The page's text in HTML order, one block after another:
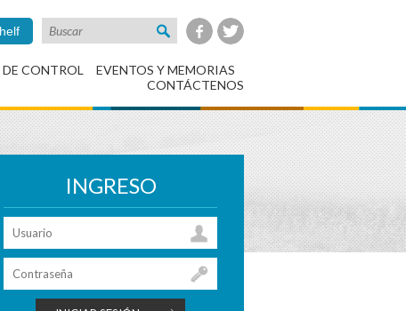
CONTROL
EVENTOS Y MEMORIAS
CONTÁCTENOS
INGRESO